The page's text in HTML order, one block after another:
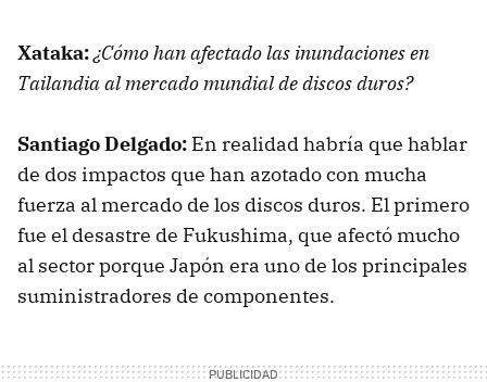
Xataka:¿Cómo han afectado las inundaciones en
Tailandia al mercado mundial de discos duros?
Santiago Delgado: En realidad habría que hablar
de dos impactos que han azotado con mucha
fuerza al mercado de los discos duros. El primero
fue el desastre de Fukushima, que afectó mucho
al sector porque Japón era uno de los principales
suministradores de componentes.